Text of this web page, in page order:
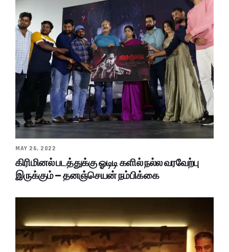
MAY 26, 2022
கிரிமினல் படத்துக்கு ஓடிடி களில் நல்ல வரவேற்பு
இருக்கும் – தனஞ்செயன் நம்பிக்கை